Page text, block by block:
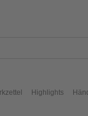
Highlights